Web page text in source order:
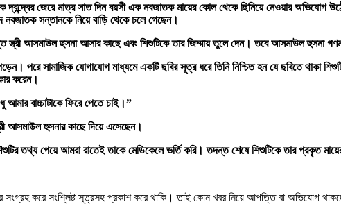
দ্বন্দ্বের জেরে মাত্র সাত দিন বয়সী এক নবজাতক মায়ের কোল থেকে ছিনিয়ে নেওয়ার অভিযোগ
নবজাতক সন্তানকে নিয়ে বাড়ি থেকে চলে গেছেন।
স্ত্রী আসমাউল হুসনা আসার কাছে এবং শিশুটিকে তার জিম্মায় তুলে দেন। তবে আসমাউল হুসনা
পরে সামাজিক যোগাযোগ মাধ্যমে একটি ছবির সূত্র ধরে তিনি নিশ্চিত হন যে ছবিতে থাকা
করেন।
বাচ্চাটাকে ফিরে পেতে চাই।”
আসমাউল হুসনার কাছে দিয়ে এসেছেন।
তথ্য পেয়ে আমরা রাতেই তাকে মেডিকেলে ভর্তি করি। তদন্ত শেষে শিশুটিকে তার প্রকৃত
সংগ্রহ করে সংশ্লিষ্ট সূত্রসহ প্রকাশ করে থাকি। তাই কোন খবর নিয়ে আপত্তি বা অভিযোগ